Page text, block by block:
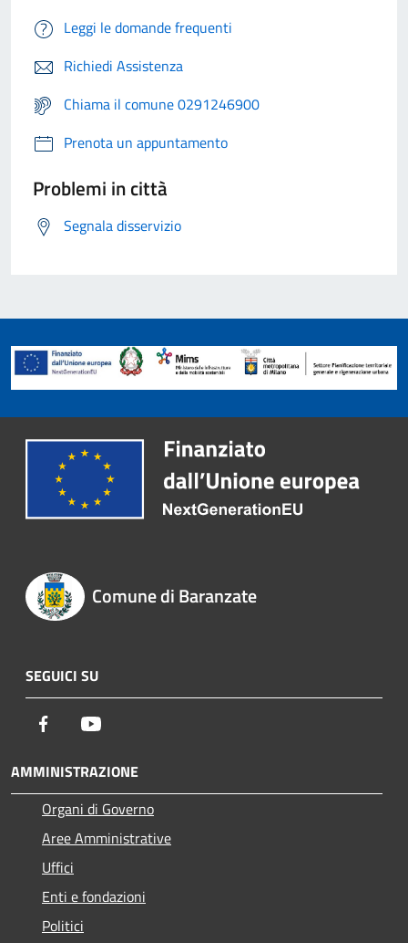
Leggi le domande frequenti
Richiedi Assistenza
Chiama il comune 0291246900
Prenota un appuntamento
Problemi in città
Segnala disservizio
Comune di Baranzate
SEGUICI SU
Facebook
AMMINISTRAZIONE
Organi di Governo
Aree Amministrative
Uffici
Enti e fondazioni
Politici